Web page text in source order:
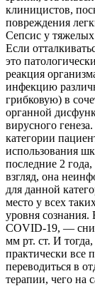
клиницистов,
повреждения
Сепсис у
Если
это
реакция
инфекцию
грибковую) в
органной
вирусного
категории
использования
последние 2
взгляд, она
для данной
место у всех
уровня
COVID-19, —
мм рт. ст. И
практически все
переводиться в
терапии, чего на